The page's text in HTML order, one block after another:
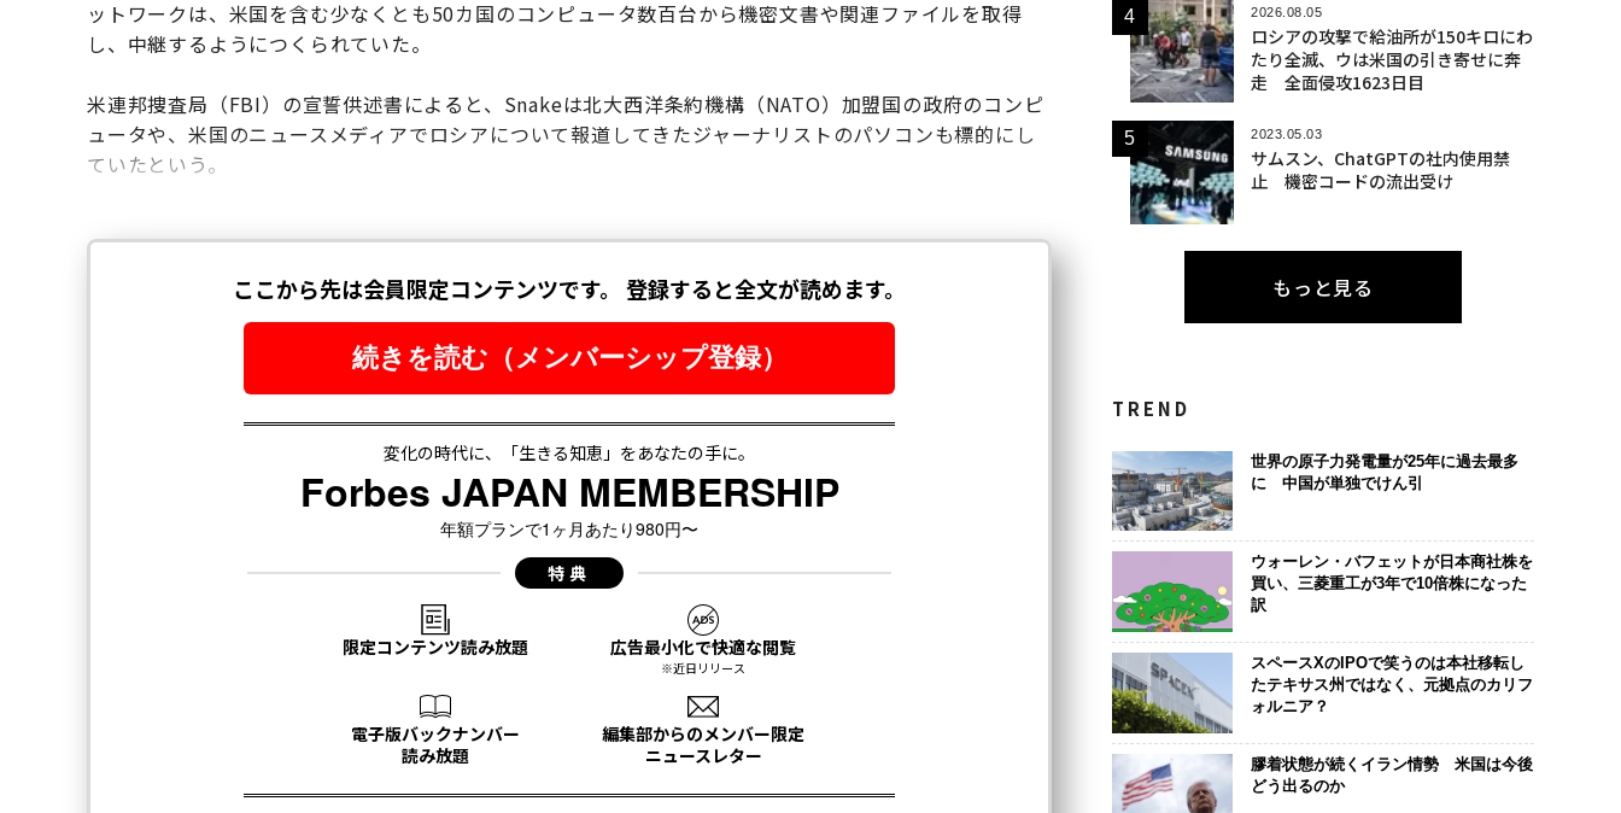
ットワークは、米国を含む少なくとも50カ国のコンピュータ数百台から機密文書や関連ファイルを取得
し、中継するようにつくられていた。
米連邦捜査局（FBI）の宣誓供述書によると、Snakeは北大西洋条約機構（NATO）加盟国の政府のコンピ
ュータや、米国のニュースメディアでロシアについて報道してきたジャーナリストのパソコンも標的にし
ていたという。
2026.08.05
ロシアの攻撃で給油所が150キロにわ
たり全滅、ウは米国の引き寄せに奔
走 全面侵攻1623日目
2023.05.03
サムスン、ChatGPTの社内使用禁
止 機密コードの流出受け
もっと見る
TREND
世界の原子力発電量が25年に過去最多
に 中国が単独でけん引
ウォーレン・バフェットが日本商社株を
買い、三菱重工が3年で10倍株になった
訳
スペースXのIPOで笑うのは本社移転し
たテキサス州ではなく、元拠点のカリフ
ォルニア？
膠着状態が続くイラン情勢 米国は今後
どう出るのか